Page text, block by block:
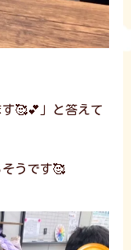
🥰💕」と答えて
うです🥰